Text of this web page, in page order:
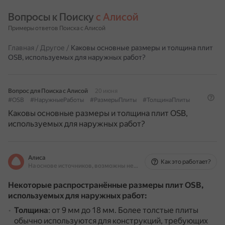
Вопросы к Поиску с Алисой
Примеры ответов Поиска с Алисой
Главная / Другое / Каковы основные размеры и толщина плит
OSB, используемых для наружных работ?
Вопрос для Поиска с Алисой
20 июня
#OSB
#НаружныеРаботы #РазмерыПлиты #ТолщинаПлиты
Каковы основные размеры и толщина плит OSB,
используемых для наружных работ?
Алиса
На основе источников, возможны неточности
Как это работает?
Некоторые распространённые размеры плит OSB,
используемых для наружных работ:
Толщина: от 9 мм до 18 мм. Более толстые плиты
обычно используются для конструкций, требующих